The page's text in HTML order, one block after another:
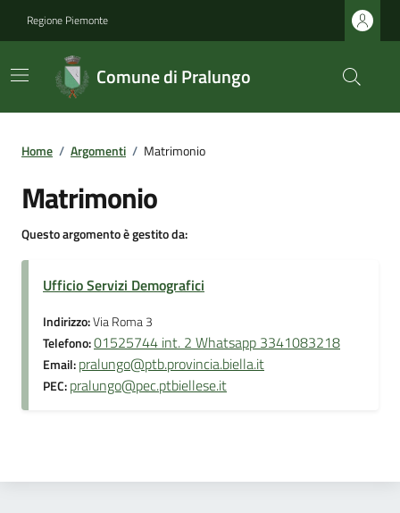
Regione Piemonte
Comune di Pralungo
Home / Argomenti / Matrimonio
Matrimonio
Questo argomento è gestito da:
Ufficio Servizi Demografici
Indirizzo:Via Roma 3
Telefono:01525744 int. 2 Whatsapp 3341083218
Email:pralungo@ptb.provincia.biella.it
PEC:pralungo@pec.ptbiellese.it